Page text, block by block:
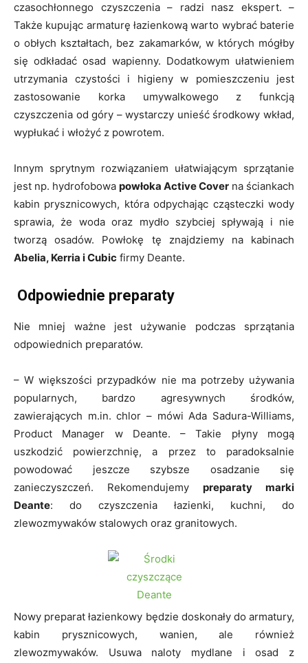
czasochłonnego czyszczenia – radzi nasz ekspert. –
Także kupując armaturę łazienkową warto wybrać baterie
o obłych kształtach, bez zakamarków, w których mógłby
się odkładać osad wapienny. Dodatkowym ułatwieniem
utrzymania czystości i higieny w pomieszczeniu jest
zastosowanie korka umywalkowego z funkcją
czyszczenia od góry – wystarczy unieść środkowy wkład,
wypłukać i włożyć z powrotem.
Innym sprytnym rozwiązaniem ułatwiającym sprzątanie
jest np. hydrofobowa powłoka Active Cover na ściankach
kabin prysznicowych, która odpychając cząsteczki wody
sprawia, że woda oraz mydło szybciej spływają i nie
tworzą osadów. Powłokę tę znajdziemy na kabinach
Abelia, Kerria i Cubic firmy Deante.
Odpowiednie preparaty
Nie mniej ważne jest używanie podczas sprzątania
odpowiednich preparatów.
– W większości przypadków nie ma potrzeby używania
popularnych, bardzo agresywnych środków,
zawierających m.in. chlor – mówi Ada Sadura-Williams,
Product Manager w Deante. – Takie płyny mogą
uszkodzić powierzchnię, a przez to paradoksalnie
powodować jeszcze szybsze osadzanie się
zanieczyszczeń. Rekomendujemy preparaty marki
Deante: do czyszczenia łazienki, kuchni, do
zlewozmywaków stalowych oraz granitowych.
Nowy preparat łazienkowy będzie doskonały do armatury,
kabin prysznicowych, wanien, ale również
zlewozmywaków. Usuwa naloty mydlane i osad z